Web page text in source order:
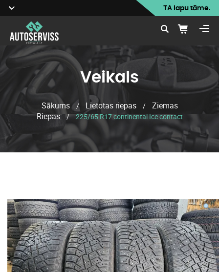
TA lapu tāme.
Veikals
Sākums / Lietotas riepas /
Ziemas
Riepas / 225/65 R17 continental Ice contact